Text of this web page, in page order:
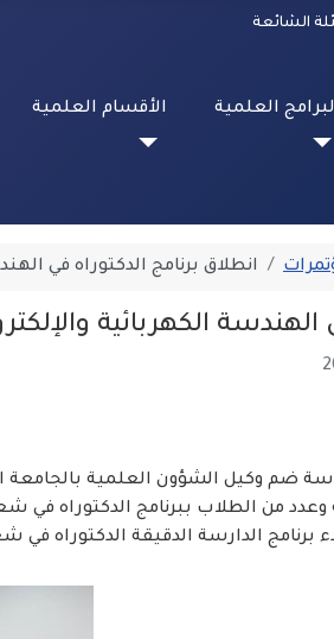
الشائعة
العلمية الأقسام العلمية
انطلاق برنامج الدكتوراه في
الكهربائية
ضم وكيل الشؤون العلمية بالجامعة
من الطلاب ببرنامج الدكتوراه
برنامج الدارسة الدقيقة